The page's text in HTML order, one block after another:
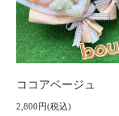
ココアベージュ
2,800円(税込)